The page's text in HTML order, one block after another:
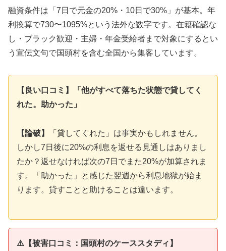
融資条件は「7日で元金の20%・10日で30%」が基本。年
利換算で730〜1095%という法外な数字です。在籍確認な
し・ブラック歓迎・主婦・年金受給者まで対象にするとい
う宣伝文句で国頭村を含む全国から集客しています。
【良い口コミ】「他がすべて落ちた状態で貸してく
れた。助かった」
【論破】
「貸してくれた」は事実かもしれません。
しかし7日後に20%の利息を返せる見通しはありまし
たか？返せなければ次の7日でまた20%が加算されま
す。「助かった」と感じた翌週から利息地獄が始ま
ります。貸すことと助けることは違います。
⚠️【被害口コミ：国頭村のケーススタディ】